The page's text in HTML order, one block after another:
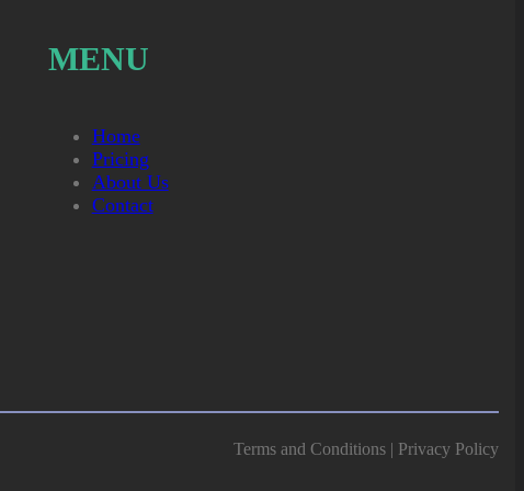
MENU
Home
Pricing
About Us
Contact
Terms and Conditions | Privacy Policy